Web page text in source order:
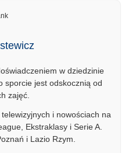
w dziedzinie
sporcie jest odskocznią od
zajęć.
i nowościach na
Ekstraklasy i Serie A.
i Lazio Rzym.